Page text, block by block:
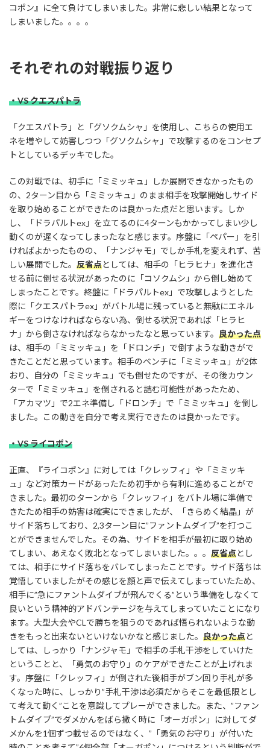
コポン』に全て負けてしまいました。非常に悲しい結果となって
しまいました。。。。
それぞれの対戦振り返り
・VS クエスパトラ
「クエスパトラ」と「グソクムシャ」を使用し、こちらの使用エ
ネを増やして妨害しつつ「グソクムシャ」で攻撃するのをコンセプ
トとしているデッキでした。
この対戦では、初手に「ミミッキュ」しか展開できなかったもの
の、2ターン目から「ミミッキュ」のまま相手を攻撃開始しサイド
を取り始めることができたのは良かった点だと思います。しか
し、「ドラパルトex」を立てるのに4ターンもかかってしまい少し
動くのが遅くなってしまったなと感じます。序盤に「ペパー」を引
ければよかったものの、「ナンジャモ」でしか手札を変えれず、苦
しい展開でした。 反省点としては、相手の「ヒラヒナ」を進化さ
せる前に倒せる状況があったのに「コソクムシ」から倒し始めて
しまったことです。終盤に「ドラパルトex」で攻撃しようとした
際に「クエスパトラex」がバトル場に残っていると無駄にエネル
ギーをつけなければならない為、倒せる状況であれば「ヒラヒ
ナ」から倒さなければならなかったなと思っています。 良かった点
は、相手の「ミミッキュ」を「ドロンチ」で倒すような動きがで
きたことだと思っています。相手のベンチに「ミミッキュ」が2体
おり、自分の「ミミッキュ」でも倒せたのですが、その後カウン
ターで「ミミッキュ」を倒されると詰む可能性があったため、
「アカマツ」で2エネ準備し「ドロンチ」で「ミミッキュ」を倒し
ました。この動きを自分で考え実行できたのは良かったです。
・VS ライコポン
正直、『ライコポン』に対しては「クレッフィ」や「ミミッキ
ュ」など対策カードがあったため初手から有利に進めることがで
きました。最初のターンから「クレッフィ」をバトル場に準備で
きたため相手の妨害は確実にできましたが、「きらめく結晶」が
サイド落ちしており、2,3ターン目に”ファントムダイブ”を打つこ
とができませんでした。その為、サイドを相手が最初に取り始め
てしまい、あえなく敗北となってしまいました。。。 反省点とし
ては、相手にサイド落ちをバレてしまったことです。サイド落ちは
覚悟していましたがその感じを顔と声で伝えてしまっていたため、
相手に”急にファントムダイブが飛んでくる”という準備をしなくて
良いという精神的アドバンテージを与えてしまっていたことになり
ます。大型大会やCLで勝ちを狙うのであれば悟られないような動
きをもっと出来ないといけないかなと感じました。 良かった点と
しては、しっかり「ナンジャモ」で相手の手札干渉をしていけた
ということと、「勇気のお守り」のケアができたことが上げれま
す。序盤に「クレッフィ」が倒された後相手がブン回り手札が多
くなった時に、しっかり”手札干渉は必須だからそこを最低限とし
て考えて動く”ことを意識してプレーができました。また、”ファン
トムダイブ”でダメかんをばら撒く時に「オーガポン」に対してダ
メかんを1個ずつ載せるのではなく、”「勇気のお守り」が付いた